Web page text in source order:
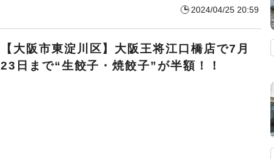
2024/04/25 20:59
【大阪市東淀川区】大阪王将江口橋店で7月
23日まで“生餃子・焼餃子”が半額！！